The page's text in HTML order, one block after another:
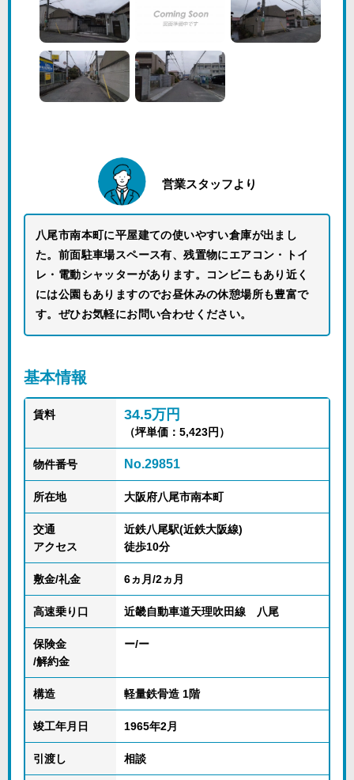
営業スタッフより
八尾市南本町に平屋建ての使いやすい倉庫が出まし
た。前面駐車場スペース有、残置物にエアコン・トイ
レ・電動シャッターがあります。コンビニもあり近く
には公園もありますのでお昼休みの休憩場所も豊富で
す。ぜひお気軽にお問い合わせください。
基本情報
賃料 34.5万円
（坪単価：5,423円）
物件番号 No.29851
所在地 大阪府八尾市南本町
交通
アクセス
近鉄八尾駅(近鉄大阪線)
徒歩10分
敷金/礼金 6ヵ月/2ヵ月
高速乗り口 近畿自動車道天理吹田線 八尾
保険金
/解約金
ー/ー
構造 軽量鉄骨造 1階
竣工年月日 1965年2月
引渡し 相談